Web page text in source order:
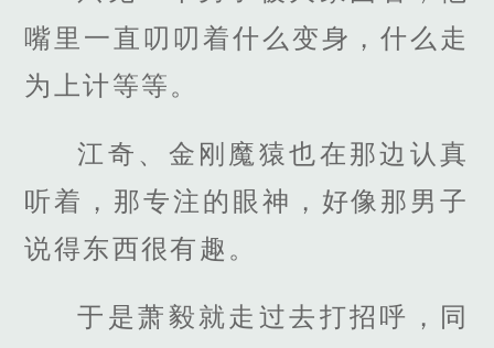
嘴里一直叨叨着什么变身，什么走
为上计等等。
江奇、金刚魔猿也在那边认真
听着，那专注的眼神，好像那男子
说得东西很有趣。
于是萧毅就走过去打招呼，同